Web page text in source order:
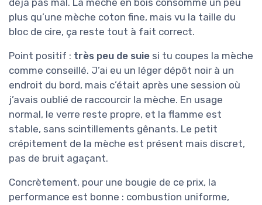
déjà pas mal. La mèche en bois consomme un peu
plus qu’une mèche coton fine, mais vu la taille du
bloc de cire, ça reste tout à fait correct.
Point positif : très peu de suie si tu coupes la mèche
comme conseillé. J’ai eu un léger dépôt noir à un
endroit du bord, mais c’était après une session où
j’avais oublié de raccourcir la mèche. En usage
normal, le verre reste propre, et la flamme est
stable, sans scintillements gênants. Le petit
crépitement de la mèche est présent mais discret,
pas de bruit agaçant.
Concrètement, pour une bougie de ce prix, la
performance est bonne : combustion uniforme,